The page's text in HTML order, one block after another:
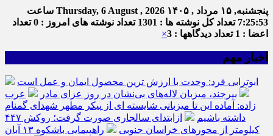
پنجشنبه, ۱۵ مرداد , ۱۴۰۵ Thursday, 6 August , 2026 ساعت
7:25:54 تعداد کل نوشته ها : 1301 تعداد نوشته های امروز : 0
تعداد
اعضا : 1
تعداد دیدگاهها : 3 ×
اخبار مهم
ابوترابی فرد: وحدت با ارزش ترین محصول ایمان و عمل است
بیرجند، میزبان لاله‌های بی‌نشان در روز عزای مادر
عرب
زاده: آماده این تا میزبانی شایسته ای از پیکر مطهر شهدای گمنام
داشته باشیم
ازابتدای سالجاری صورت گرفت؛ روکش ۴۴۷
کیلومتر از محورهای خراسان جنوبی
راهپیمایی باشکوه ۱۳ آبان